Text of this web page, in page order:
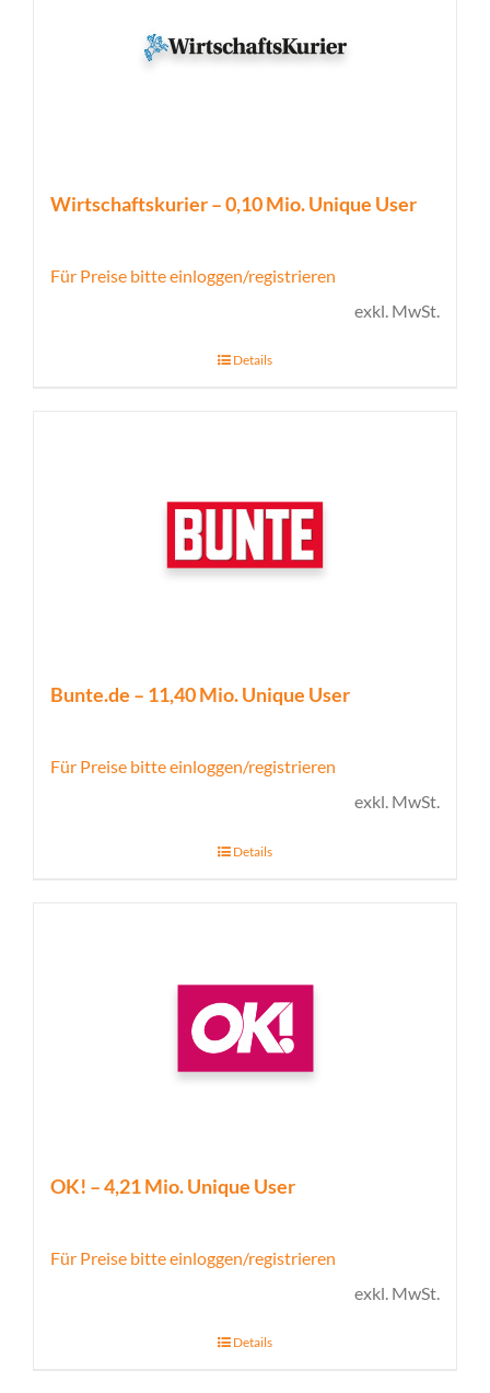
Wirtschaftskurier – 0,10 Mio. Unique User
Für Preise bitte einloggen/registrieren
exkl. MwSt.
Details
Bunte.de – 11,40 Mio. Unique User
Für Preise bitte einloggen/registrieren
exkl. MwSt.
Details
OK! – 4,21 Mio. Unique User
Für Preise bitte einloggen/registrieren
exkl. MwSt.
Details